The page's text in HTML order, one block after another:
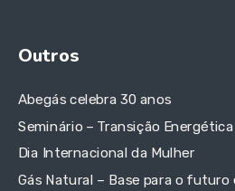
Outros
Abegás celebra 30 anos
Seminário – Transição Energética
Dia Internacional da Mulher
Gás Natural – Base para o